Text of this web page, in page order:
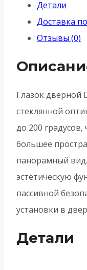
дверной
оптика
стекло
DV-
1/60-
35/BR/HD
(DVG1/HD)
SN
-
Матовый
никель
Детали
Доставка
Отзывы (0)
Глазок дверной
стеклянной
до 200
большее
панорамный
эстетическую
пассивной
установки в
Детали